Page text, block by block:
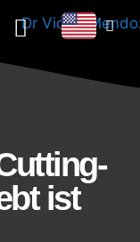
ist